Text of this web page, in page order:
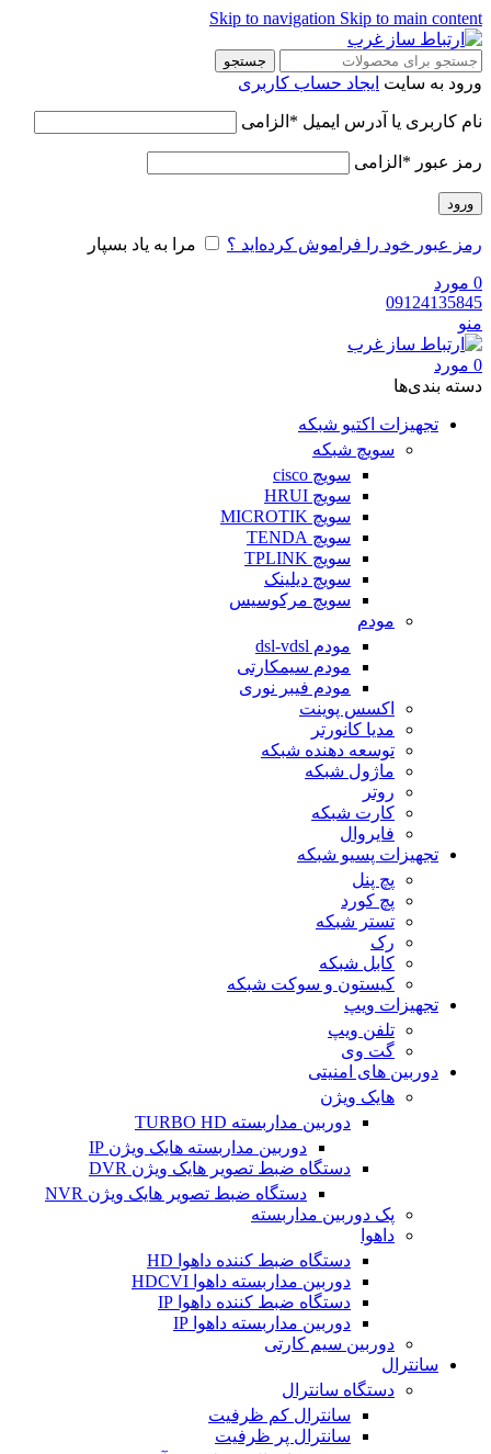
Skip to navigation Skip to main content
جستجو
ورود به سایت ایجاد حساب کاربری
نام کاربری یا آدرس ایمیل * الزامی
رمز عبور * الزامی
ورود
رمز عبور خود را فراموش کرده‌اید ؟ مرا به یاد بسپار
0 مورد
09124135845
منو
0 مورد
دسته‌ بندی‌ها
تجهیزات اکتیو شبکه
سویچ شبکه
سویچ cisco
سویچ HRUI
سویچ MICROTIK
سویچ TENDA
سویچ TPLINK
سویچ دیلینک
سویچ مرکوسیس
مودم
مودم dsl-vdsl
مودم سیمکارتی
مودم فیبر نوری
اکسس پوینت
مدیا کانورتر
توسعه دهنده شبکه
ماژول شبکه
روتر
کارت شبکه
فایروال
تجهیزات پسیو شبکه
پچ پنل
پچ کورد
تستر شبکه
رک
کابل شبکه
کیستون و سوکت شبکه
تجهیزات ویپ
تلفن ویپ
گت وی
دوربین های امنیتی
هایک ویژن
دوربین مداربسته TURBO HD
دوربین مداربسته هایک ویژن IP
دستگاه ضبط تصویر هایک ویژن DVR
دستگاه ضبط تصویر هایک ویژن NVR
پک دوربین مداربسته
داهوا
دستگاه ضبط کننده داهوا HD
دوربین مداربسته داهوا HDCVI
دستگاه ضبط کننده داهوا IP
دوربین مداربسته داهوا IP
دوربین سیم کارتی
سانترال
دستگاه سانترال
سانترال کم ظرفیت
سانترال پر ظرفیت